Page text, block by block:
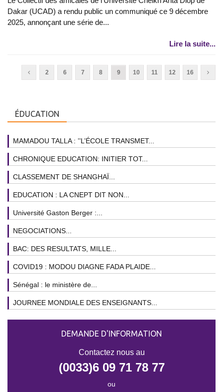
Dakar (UCAD) a rendu public un communiqué ce 9 décembre
2025, annonçant une série de...
Lire la suite...
2 6 7 8 9 10 11 12 16
ÉDUCATION
MAMADOU TALLA : ’’L’ÉCOLE TRANSMET...
CHRONIQUE EDUCATION: INITIER TOT...
CLASSEMENT DE SHANGHAÏ...
EDUCATION : LA CNEPT DIT NON...
Université Gaston Berger :...
NEGOCIATIONS...
BAC: DES RESULTATS, MILLE...
COVID19 : MODOU DIAGNE FADA PLAIDE...
Sénégal : le ministère de...
JOURNEE MONDIALE DES ENSEIGNANTS...
DEMANDE D'INFORMATION
Contactez nous au
(0033)6 09 71 78 77
ou